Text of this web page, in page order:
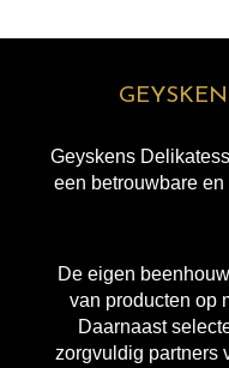
Geyskens
een betrouwbare
De eigen
van producten op
Daarnaast
zorgvuldig partners